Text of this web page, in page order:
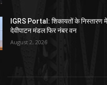
IGRS Portal: शिकायतों के निस्तारण
देवीपाटन मंडल फिर नंबर वन
August 2, 2026